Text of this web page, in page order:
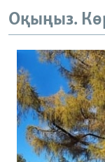
Оқыңыз.